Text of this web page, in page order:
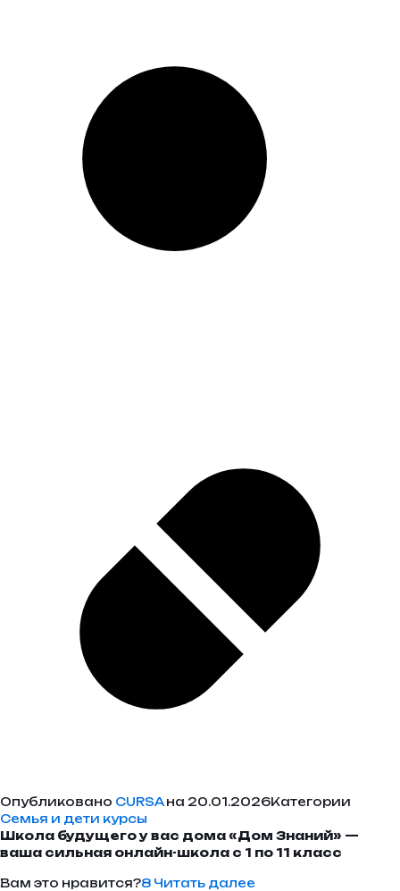
Опубликовано CURSAна 20.01.2026Категории
Семья и дети курсы
Школа будущего у вас дома «Дом Знаний» —
ваша сильная онлайн-школа с 1 по 11 класс
Вам это нравится?8 Читать далее